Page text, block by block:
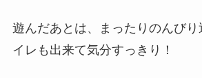
遊んだあとは、まったりのんびり
イレも出来て気分すっきり！